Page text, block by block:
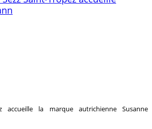
accueille la marque autrichienne Susanne